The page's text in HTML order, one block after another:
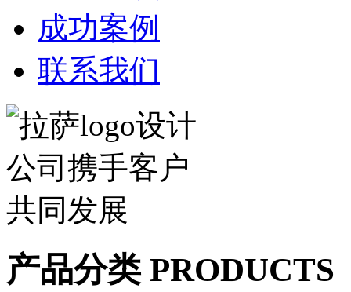
成功案例
联系我们
产品分类 PRODUCTS